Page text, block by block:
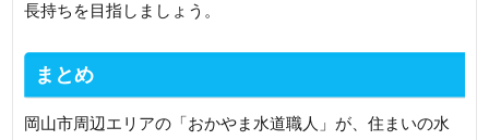
長持ちを目指しましょう。
まとめ
岡山市周辺エリアの「おかやま水道職人」が、住まいの水